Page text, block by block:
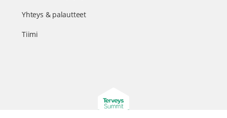
Yhteys & palautteet
Tiimi